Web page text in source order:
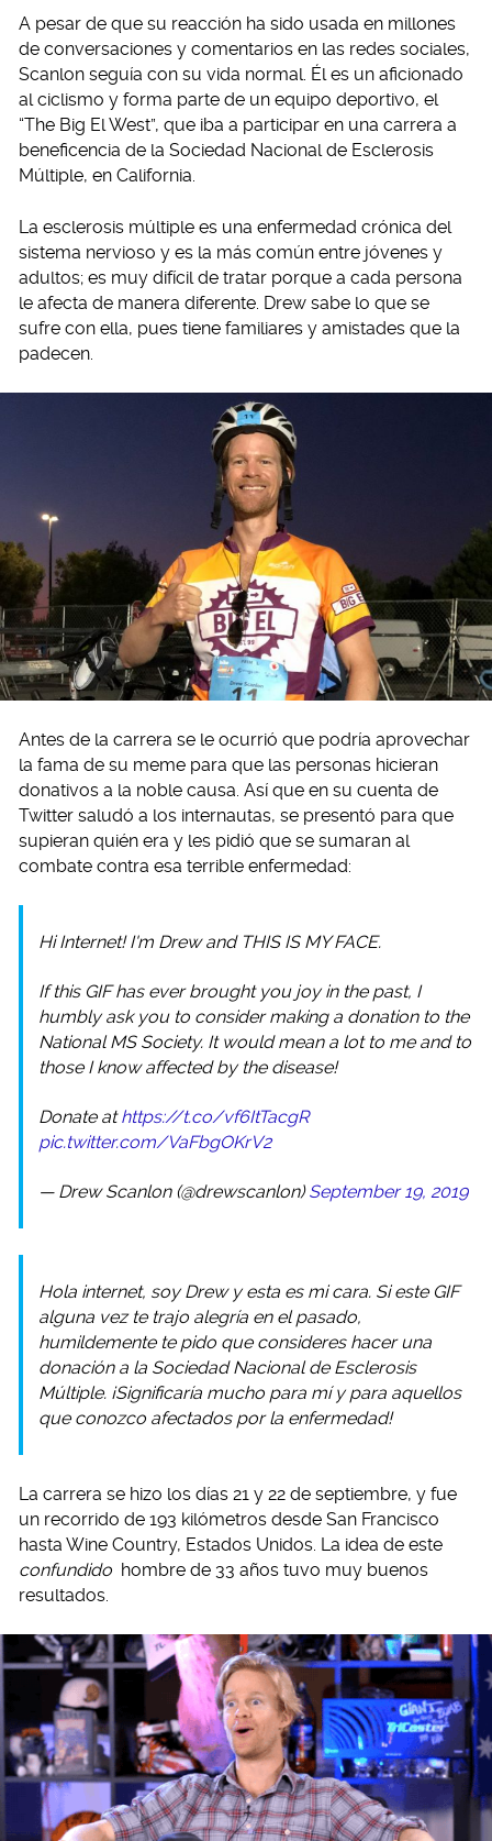
A pesar de que su reacción ha sido usada en millones
de conversaciones y comentarios en las redes sociales,
Scanlon seguía con su vida normal. Él es un aficionado
al ciclismo y forma parte de un equipo deportivo, el
“The Big El West”, que iba a participar en una carrera a
beneficencia de la Sociedad Nacional de Esclerosis
Múltiple, en California.
La esclerosis múltiple es una enfermedad crónica del
sistema nervioso y es la más común entre jóvenes y
adultos; es muy difícil de tratar porque a cada persona
le afecta de manera diferente. Drew sabe lo que se
sufre con ella, pues tiene familiares y amistades que la
padecen.
Antes de la carrera se le ocurrió que podría aprovechar
la fama de su meme para que las personas hicieran
donativos a la noble causa. Así que en su cuenta de
Twitter saludó a los internautas, se presentó para que
supieran quién era y les pidió que se sumaran al
combate contra esa terrible enfermedad:
Hi Internet! I'm Drew and THIS IS MY FACE.
If this GIF has ever brought you joy in the past, I
humbly ask you to consider making a donation to the
National MS Society. It would mean a lot to me and to
those I know affected by the disease!
Donate athttps://t.co/vf6ItTacgR
pic.twitter.com/VaFbgOKrV2
— Drew Scanlon (@drewscanlon)September 19, 2019
Hola internet, soy Drew y esta es mi cara. Si este GIF
alguna vez te trajo alegría en el pasado,
humildemente te pido que consideres hacer una
donación a la Sociedad Nacional de Esclerosis
Múltiple. ¡Significaría mucho para mí y para aquellos
que conozco afectados por la enfermedad!
La carrera se hizo los días 21 y 22 de septiembre, y fue
un recorrido de 193 kilómetros desde San Francisco
hasta Wine Country, Estados Unidos. La idea de este
confundido hombre de 33 años tuvo muy buenos
resultados.